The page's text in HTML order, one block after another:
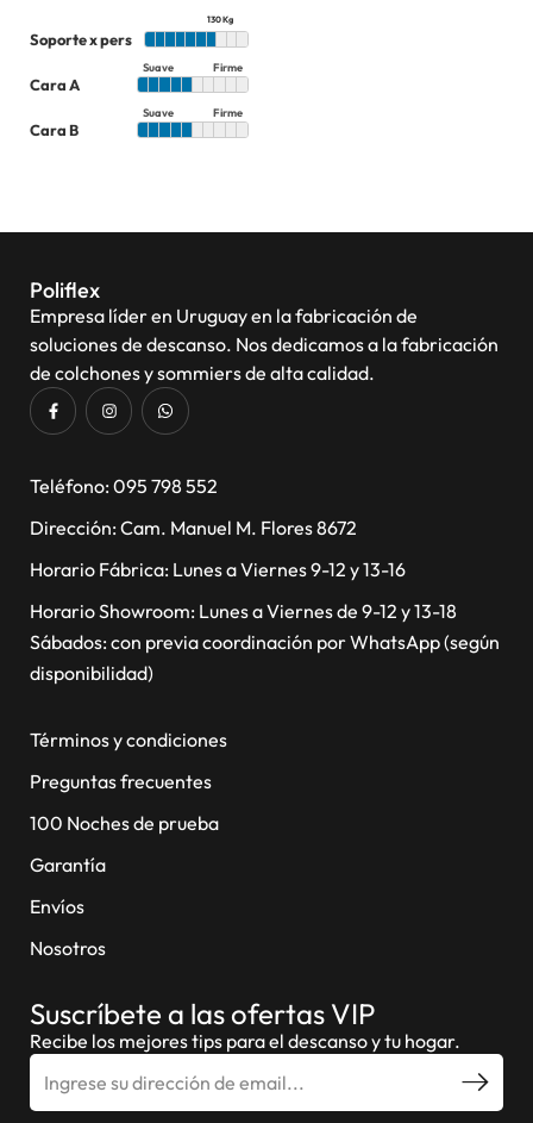
Soporte x pers
130 Kg
Cara A
Suave Firme
Cara B
Suave Firme
Poliflex
Empresa líder en Uruguay en la fabricación de
soluciones de descanso. Nos dedicamos a la fabricación
de colchones y sommiers de alta calidad.
​Teléfono: 095 798 552
Dirección: Cam. Manuel M. Flores 8672
Horario Fábrica: Lunes a Viernes 9-12 y 13-16
Horario Showroom: Lunes a Viernes de 9-12 y 13-18
Sábados: con previa coordinación por WhatsApp (según
disponibilidad)
Términos y condiciones
Preguntas frecuentes
100 Noches de prueba
Garantía
Envíos
Nosotros
Suscríbete a las ofertas VIP
Recibe los mejores tips para el descanso y tu hogar.